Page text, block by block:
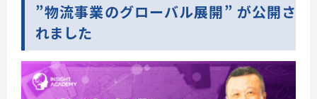
”物流事業のグローバル展開” が公開さ
れました